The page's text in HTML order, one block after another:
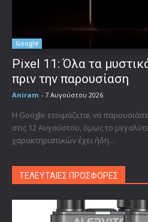
Google
Pixel 11: Όλα τα
πριν την παρουσίαση
Aniram - 7 Αυγούστου 2026
Η Google ετοιμάζεται να
στις 12 Αυγούστου, όμως το
χαρακτηριστικών έχει ήδη...
ΤΕΛΕΥΤΑΙΕΣ ΠΡΟΣΦΟΡΕΣ